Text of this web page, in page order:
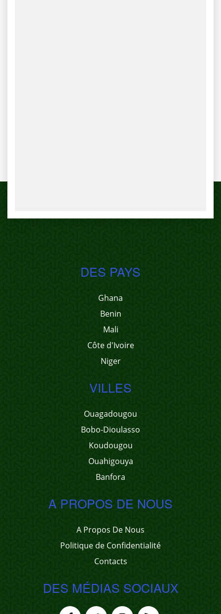
DES PAYS
Ghana
Benin
Mali
Côte d'Ivoire
Niger
VILLES
Ouagadougou
Bobo-Dioulasso
Koudougou
Ouahigouya
Banfora
A PROPOS DE NOUS
A Propos De Nous
Politique de Confidentialité
Contacts
DES MÉDIAS SOCIAUX